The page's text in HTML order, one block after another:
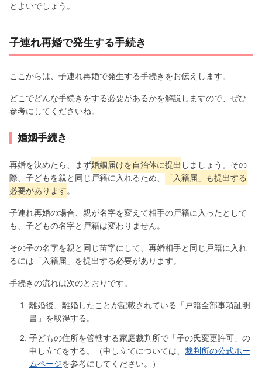
とよいでしょう。
子連れ再婚で発生する手続き
ここからは、子連れ再婚で発生する手続きをお伝えします。
どこでどんな手続きをする必要があるかを解説しますので、ぜひ
参考にしてくださいね。
婚姻手続き
再婚を決めたら、まず婚姻届けを自治体に提出 しましょう。その
際、子どもを親と同じ戸籍に入れるため、
「入籍届」も提出する
必要があります。
子連れ再婚の場合、親が名字を変えて相手の戸籍に入ったとして
も、子どもの名字と戸籍は変わりません。
その子の名字を親と同じ苗字にして、再婚相手と同じ戸籍に入れ
るには「入籍届」を提出する必要があります。
手続きの流れは次のとおりです。
離婚後、離婚したことが記載されている「戸籍全部事項証明
書」を取得する。
子どもの住所を管轄する家庭裁判所で「子の氏変更許可」の
申し立てをする。（申し立てについては、 裁判所の公式ホー
ムページを参考にしてください。）